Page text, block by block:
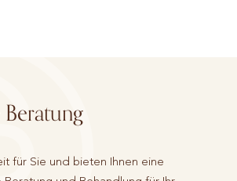
für Sie und bieten Ihnen eine